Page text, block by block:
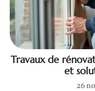
Travaux de
et
26